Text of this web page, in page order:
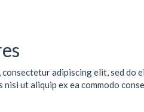
adipiscing elit, sed do
ut aliquip ex ea commodo